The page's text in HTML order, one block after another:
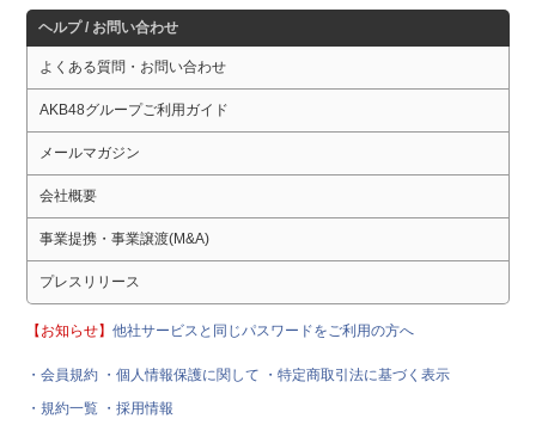
ヘルプ / お問い合わせ
よくある質問・お問い合わせ
AKB48グループご利用ガイド
メールマガジン
会社概要
事業提携・事業譲渡(M&A)
プレスリリース
【お知らせ】他社サービスと同じパスワードをご利用の方へ
・会員規約 ・個人情報保護に関して
・特定商取引法に基づく表示
・規約一覧 ・採用情報